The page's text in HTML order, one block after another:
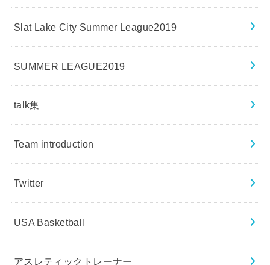
Slat Lake City Summer League2019
SUMMER LEAGUE2019
talk集
Team introduction
Twitter
USA Basketball
アスレティックトレーナー